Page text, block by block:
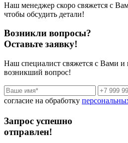
Наш менеджер скоро свяжется с
чтобы обсудить детали!
Возникли вопросы?
Оставьте заявку!
Наш специалист свяжется с Вами и
возникший вопрос!
согласие на обработку
Запрос успешно
отправлен!